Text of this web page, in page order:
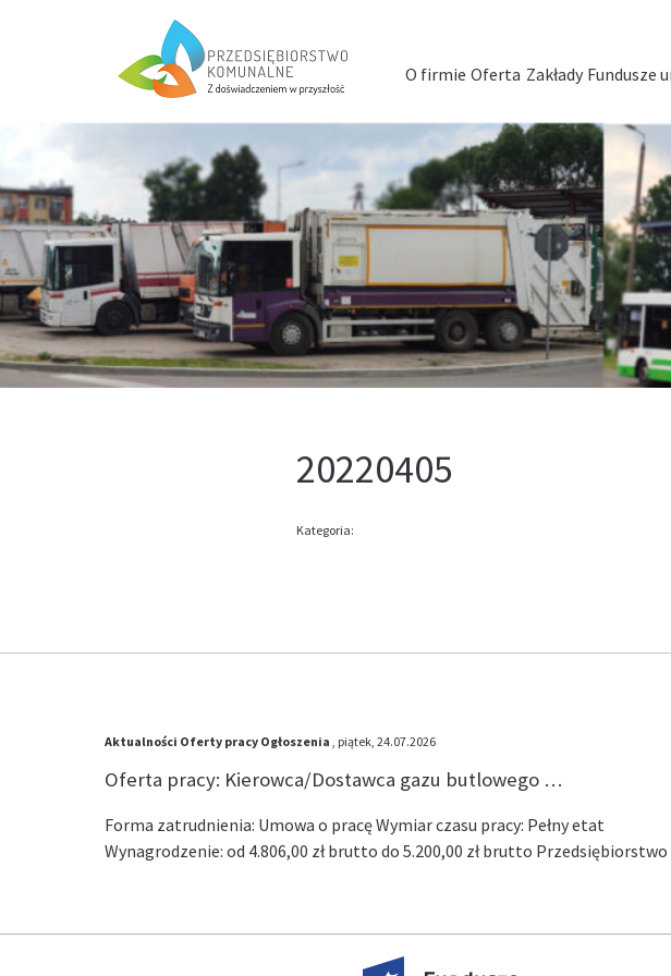
O firmie Oferta Zakłady Fundusze
20220405
Kategoria:
Aktualności Oferty pracy Ogłoszenia , piątek, 24.07.2026
Oferta pracy: Kierowca/Dostawca gazu butlowego …
Forma zatrudnienia: Umowa o pracę Wymiar czasu pracy: Pełny etat
Wynagrodzenie: od 4.806,00 zł brutto do 5.200,00 zł brutto